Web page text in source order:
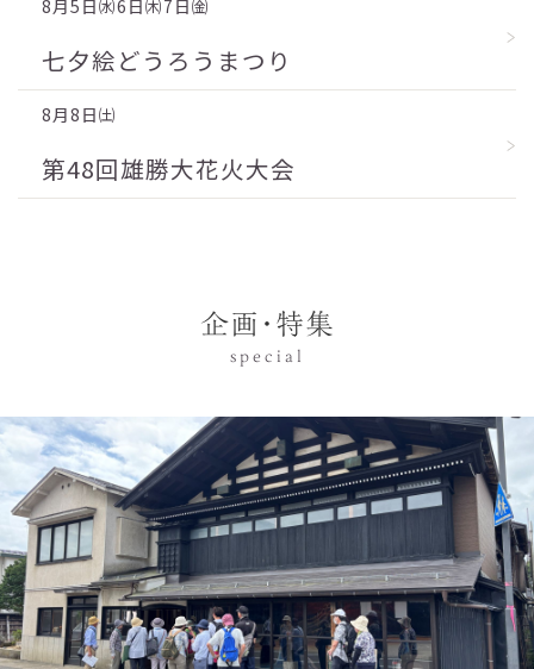
8月5日㈬6日㈭7日㈮
七夕絵どうろうまつり
8月8日㈯
第48回雄勝大花火大会
企画･特集
special